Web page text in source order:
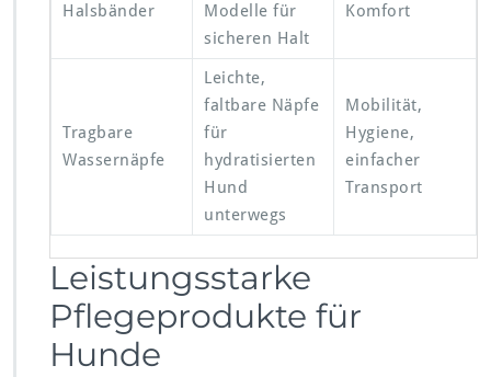
Halsbänder
Modelle für
sicheren Halt
Komfort
Tragbare
Wassernäpfe
Leichte,
faltbare Näpfe
für
hydratisierten
Hund
unterwegs
Mobilität,
Hygiene,
einfacher
Transport
Leistungsstarke
Pflegeprodukte für
Hunde